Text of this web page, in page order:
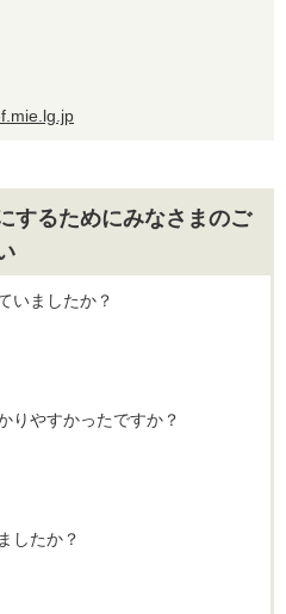
するためにみなさまのご
いましたか？
りやすかったですか？
したか？